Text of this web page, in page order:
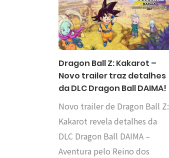
Dragon Ball Z: Kakarot –
Novo trailer traz detalhes
da DLC Dragon Ball DAIMA!
Novo trailer de Dragon Ball Z:
Kakarot revela detalhes da
DLC Dragon Ball DAIMA –
Aventura pelo Reino dos